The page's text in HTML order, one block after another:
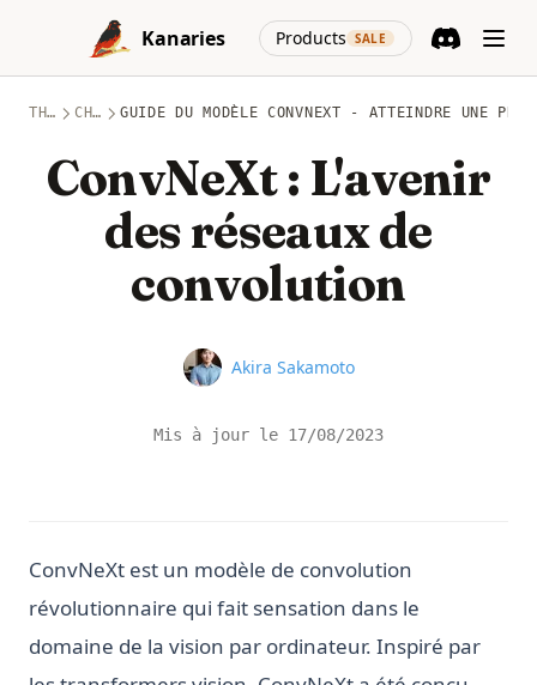
Skip to content
Kanaries
Products SALE
(opens in a
THÈMES CHATGPT GUIDE DU MODÈLE CONVNEXT - ATTEINDRE UNE
ConvNeXt : L'avenir
des réseaux de
convolution
Name
Akira Sakamoto
Mis à jour le 17/08/2023
ConvNeXt est un modèle de convolution
révolutionnaire qui fait sensation dans le
domaine de la vision par ordinateur. Inspiré par